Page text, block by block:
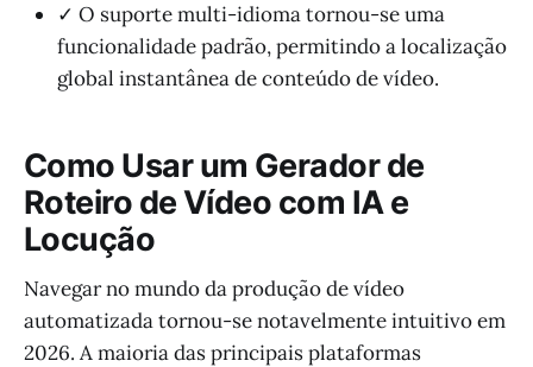
✓ O suporte multi-idioma tornou-se uma
funcionalidade padrão, permitindo a localização
global instantânea de conteúdo de vídeo.
Como Usar um Gerador de
Roteiro de Vídeo com IA e
Locução
Navegar no mundo da produção de vídeo
automatizada tornou-se notavelmente intuitivo em
2026. A maioria das principais plataformas